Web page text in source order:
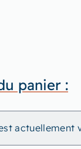
panier :
actuellement